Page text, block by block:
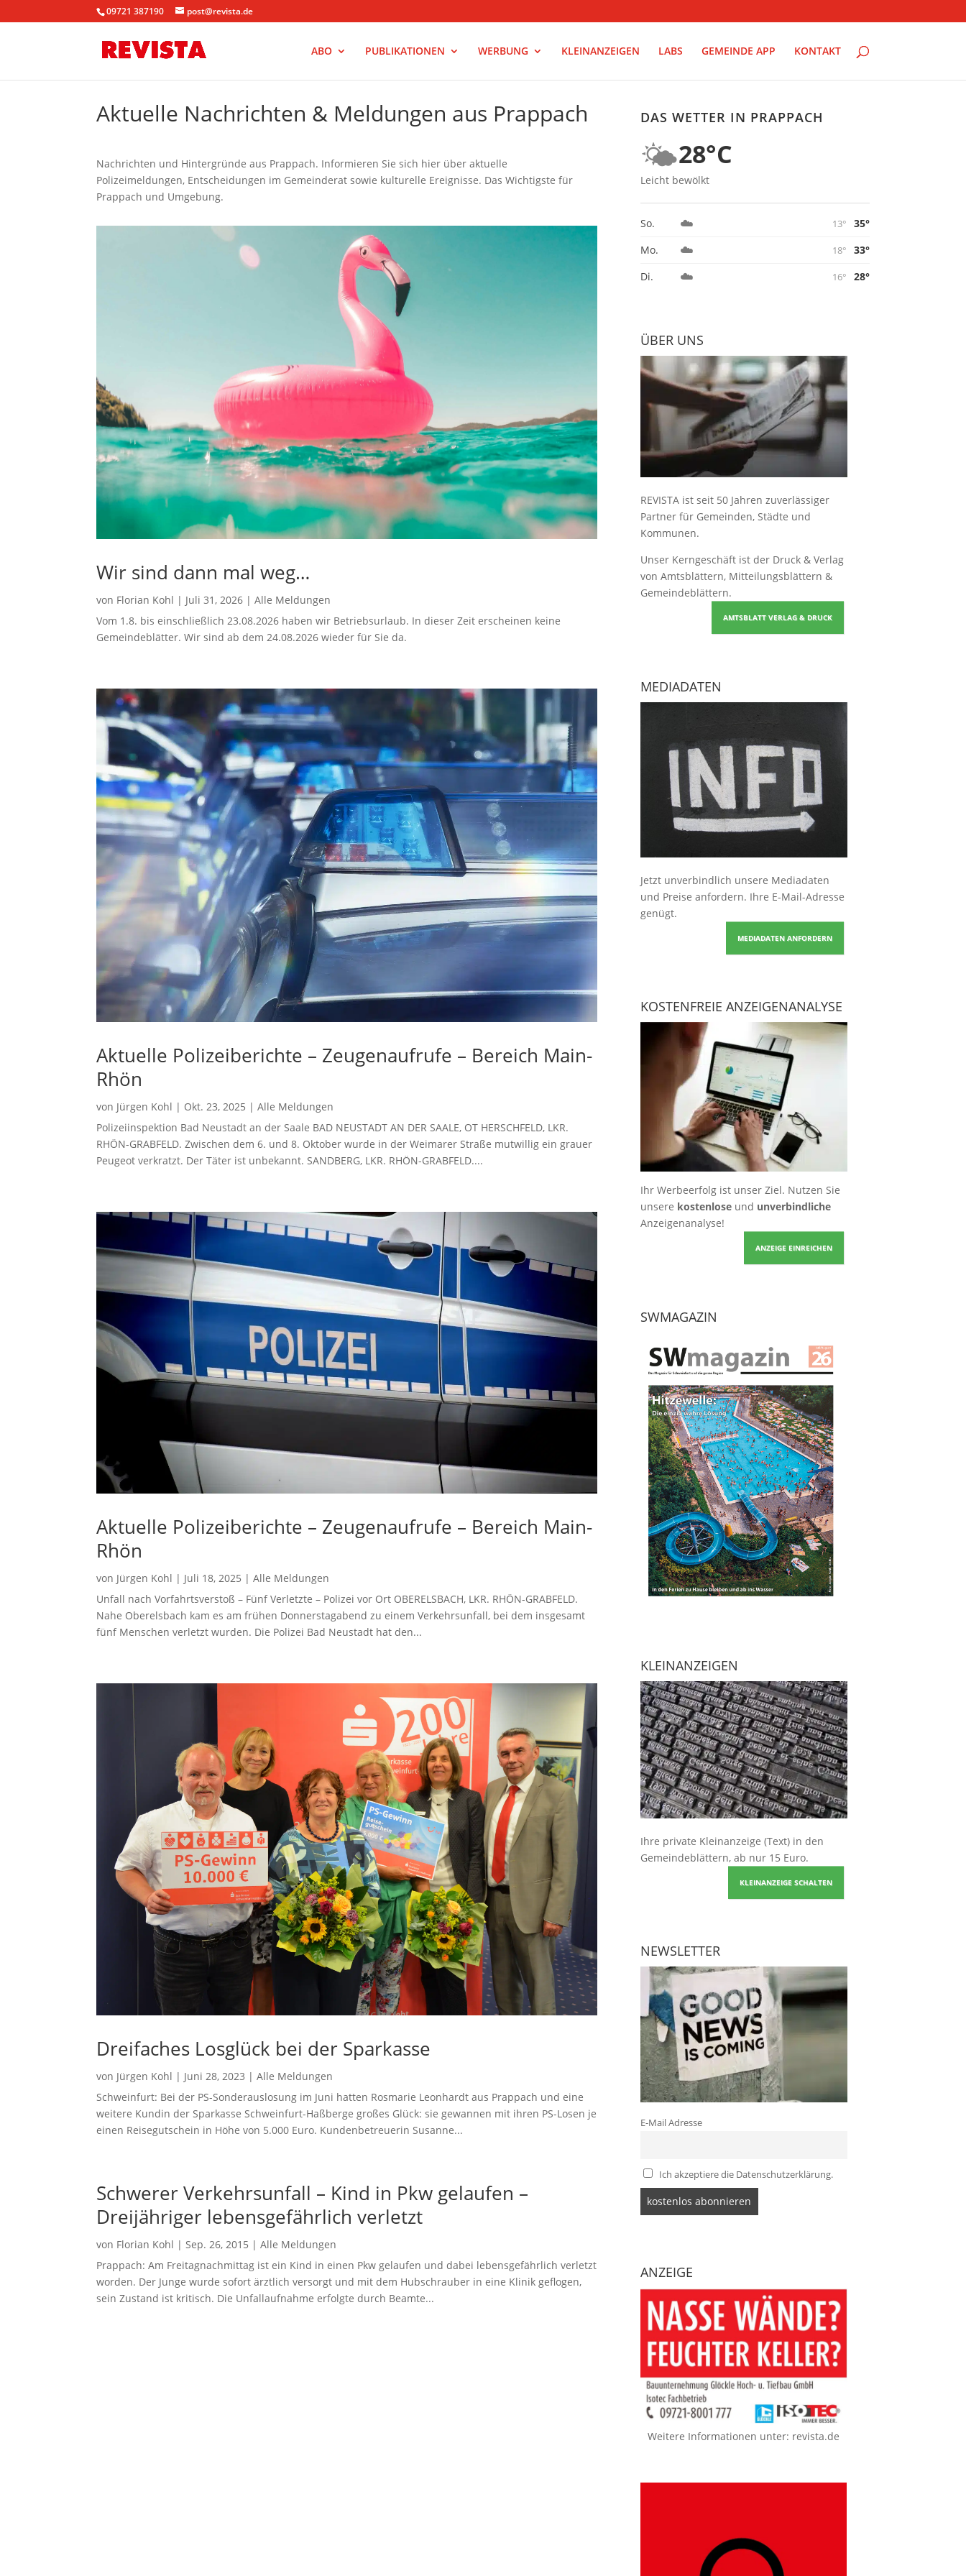
09721 387190 post@revista.de
ABO PUBLIKATIONEN WERBUNG KLEINANZEIGEN LABS GEMEINDE APP KONTAKT
Aktuelle Nachrichten & Meldungen aus Prappach
Nachrichten und Hintergründe aus Prappach. Informieren Sie sich hier über aktuelle
Polizeimeldungen, Entscheidungen im Gemeinderat sowie kulturelle Ereignisse. Das Wichtigste für
Prappach und Umgebung.
Wir sind dann mal weg…
von Florian Kohl | Juli 31, 2026 |Alle Meldungen
Vom 1.8. bis einschließlich 23.08.2026 haben wir Betriebsurlaub. In dieser Zeit erscheinen keine
Gemeindeblätter. Wir sind ab dem 24.08.2026 wieder für Sie da.
Aktuelle Polizeiberichte – Zeugenaufrufe – Bereich Main-
Rhön
von Jürgen Kohl | Okt. 23, 2025 |Alle Meldungen
Polizeiinspektion Bad Neustadt an der Saale BAD NEUSTADT AN DER SAALE, OT HERSCHFELD, LKR.
RHÖN-GRABFELD. Zwischen dem 6. und 8. Oktober wurde in der Weimarer Straße mutwillig ein grauer
Peugeot verkratzt. Der Täter ist unbekannt. SANDBERG, LKR. RHÖN-GRABFELD....
Aktuelle Polizeiberichte – Zeugenaufrufe – Bereich Main-
Rhön
von Jürgen Kohl | Juli 18, 2025 |Alle Meldungen
Unfall nach Vorfahrtsverstoß – Fünf Verletzte – Polizei vor Ort OBERELSBACH, LKR. RHÖN-GRABFELD.
Nahe Oberelsbach kam es am frühen Donnerstagabend zu einem Verkehrsunfall, bei dem insgesamt
fünf Menschen verletzt wurden. Die Polizei Bad Neustadt hat den...
Dreifaches Losglück bei der Sparkasse
von Jürgen Kohl | Juni 28, 2023 |Alle Meldungen
Schweinfurt: Bei der PS-Sonderauslosung im Juni hatten Rosmarie Leonhardt aus Prappach und eine
weitere Kundin der Sparkasse Schweinfurt-Haßberge großes Glück: sie gewannen mit ihren PS-Losen je
einen Reisegutschein in Höhe von 5.000 Euro. Kundenbetreuerin Susanne...
Schwerer Verkehrsunfall – Kind in Pkw gelaufen –
Dreijähriger lebensgefährlich verletzt
von Florian Kohl |Sep. 26, 2015 |Alle Meldungen
Prappach: Am Freitagnachmittag ist ein Kind in einen Pkw gelaufen und dabei lebensgefährlich verletzt
worden. Der Junge wurde sofort ärztlich versorgt und mit dem Hubschrauber in eine Klinik geflogen,
sein Zustand ist kritisch. Die Unfallaufnahme erfolgte durch Beamte...
DAS WETTER IN PRAPPACH
🌤️28°C
Leicht bewölkt
So. ☁️ 13°
35°
Mo.
☁️ 18°
33°
Di.
☁️ 16° 28°
ÜBER UNS
REVISTA ist seit 50 Jahren zuverlässiger
Partner für Gemeinden, Städte und
Kommunen.
Unser Kerngeschäft ist der Druck & Verlag
von Amtsblättern, Mitteilungsblättern &
Gemeindeblättern.
AMTSBLATT VERLAG & DRUCK
MEDIADATEN
Jetzt unverbindlich unsere Mediadaten
und Preise anfordern. Ihre E-Mail-Adresse
genügt.
MEDIADATEN ANFORDERN
KOSTENFREIE ANZEIGENANALYSE
Ihr Werbeerfolg ist unser Ziel. Nutzen Sie
unsere kostenloseund unverbindliche
Anzeigenanalyse!
ANZEIGE EINREICHEN
SWMAGAZIN
KLEINANZEIGEN
Ihre private Kleinanzeige (Text) in den
Gemeindeblättern, ab nur 15 Euro.
KLEINANZEIGE SCHALTEN
NEWSLETTER
E-Mail Adresse
Ich akzeptiere die Datenschutzerklärung.
ANZEIGE
Weitere Informationen unter: revista.de